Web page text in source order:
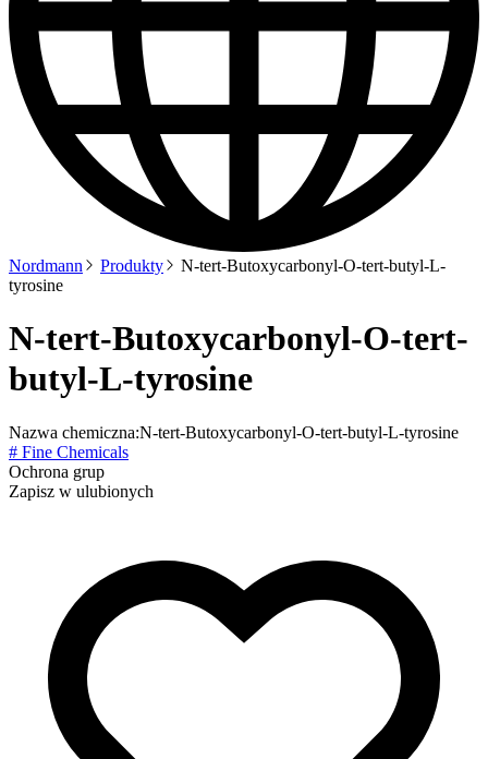
Nordmann Produkty
N-tert-Butoxycarbonyl-O-tert-butyl-L-
tyrosine
N-tert-Butoxycarbonyl-O-tert-
butyl-L-tyrosine
Nazwa chemiczna:N-tert-Butoxycarbonyl-O-tert-butyl-L-tyrosine
# Fine Chemicals
Ochrona grup
Zapisz w ulubionych